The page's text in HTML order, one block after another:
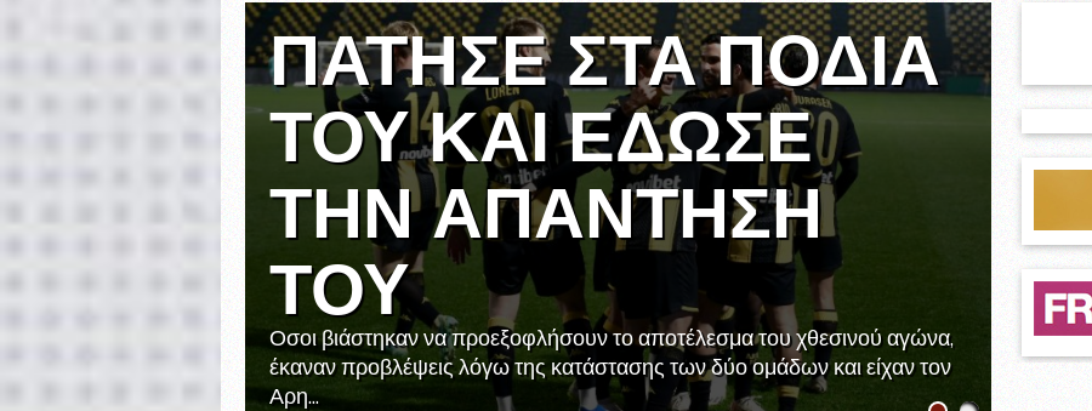
ΠΆΤΗΣΕ ΣΤΑ ΠΌΔΙΑ
ΤΟΥ ΚΑΙ ΈΔΩΣΕ
ΤΗΝ ΑΠΆΝΤΗΣΉ
ΤΟΥ
Οσοι βιάστηκαν να προεξοφλήσουν το αποτέλεσμα του χθεσινού αγώνα,
έκαναν προβλέψεις λόγω της κατάστασης των δύο ομάδων και είχαν τον
Αρη...